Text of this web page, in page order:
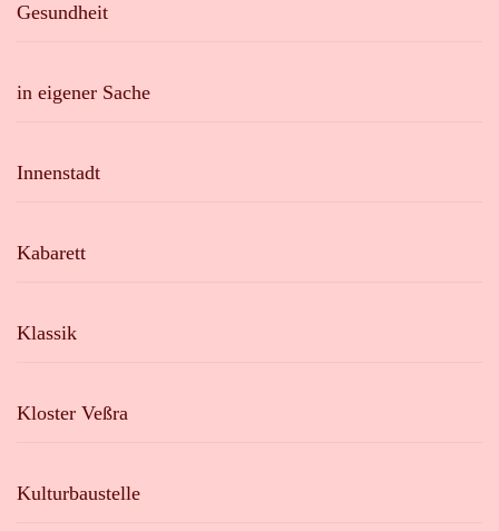
Gesundheit
in eigener Sache
Innenstadt
Kabarett
Klassik
Kloster Veßra
Kulturbaustelle